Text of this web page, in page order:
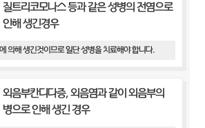
질트리코모나스 등과 같은 성병의 전염으로
인해 생긴경우
의해 생긴것이므로 일단 성병을 치료해야 합니다.
외음부칸디다증, 외음염과 같이 외음부의
병으로 인해 생긴 경우